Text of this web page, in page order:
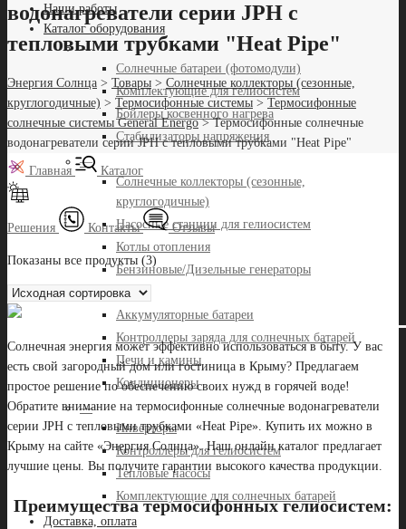
Наши работы
Каталог оборудования
—
Солнечные батареи (фотомодули)
Комплектующие для гелиосистем
Бойлеры косвенного нагрева
Стабилизаторы напряжения
—
Солнечные коллекторы (сезонные,
круглогодичные)
Насосные станции для гелиосистем
Котлы отопления
Бензиновые/Дизельные генераторы
—
Аккумуляторные батареи
Контроллеры заряда для солнечных батарей
Печи и камины
Кондиционеры
—
Инверторы
Контроллеры для гелиосистем
Тепловые насосы
Комплектующие для солнечных батарей
Доставка, оплата
водонагреватели серии JPH с
тепловыми трубками "Heat Pipe"
Энергия Солнца > Товары > Солнечные коллекторы (сезонные,
круглогодичные) > Термосифонные системы > Термосифонные
солнечные системы General Energo>Термосифонные солнечные
водонагреватели серии JPH с тепловыми трубками "Heat Pipe"
Главная Каталог
Решения Контакты Отзывы
Показаны все продукты (3)
Солнечная энергия может эффективно использоваться в быту. У вас
есть свой загородный дом или гостиница в Крыму? Предлагаем
простое решение по обеспечению своих нужд в горячей воде!
Обратите внимание на термосифонные солнечные водонагреватели
серии JPH с тепловыми трубками «Heat Pipe». Купить их можно в
Крыму на сайте «Энергия Солнца». Наш онлайн каталог предлагает
лучшие цены. Вы получите гарантии высокого качества продукции.
Преимущества термосифонных гелиосистем: